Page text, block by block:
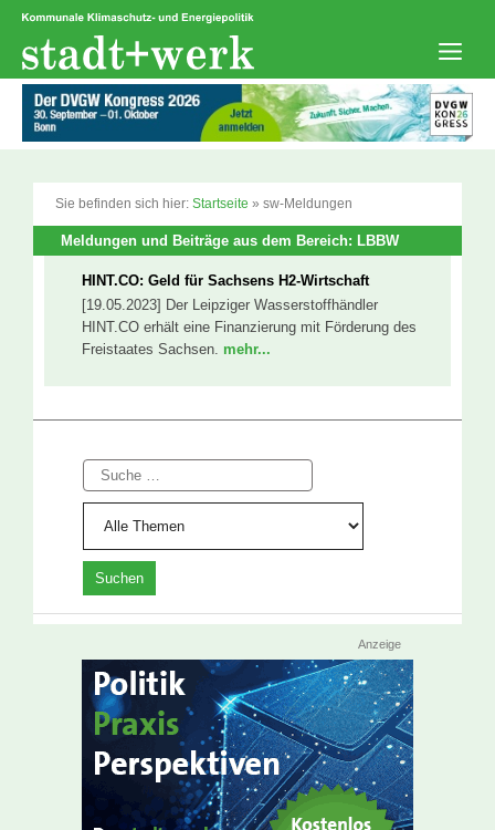
Zum
springen
Sie befinden sich hier: Startseite » sw-Meldungen
Meldungen und Beiträge aus dem Bereich: LBBW
HINT.CO: Geld für Sachsens H2-Wirtschaft
[19.05.2023] Der Leipziger Wasserstoffhändler
HINT.CO erhält eine Finanzierung mit Förderung des
Freistaates Sachsen. mehr...
Suche
Anzeige